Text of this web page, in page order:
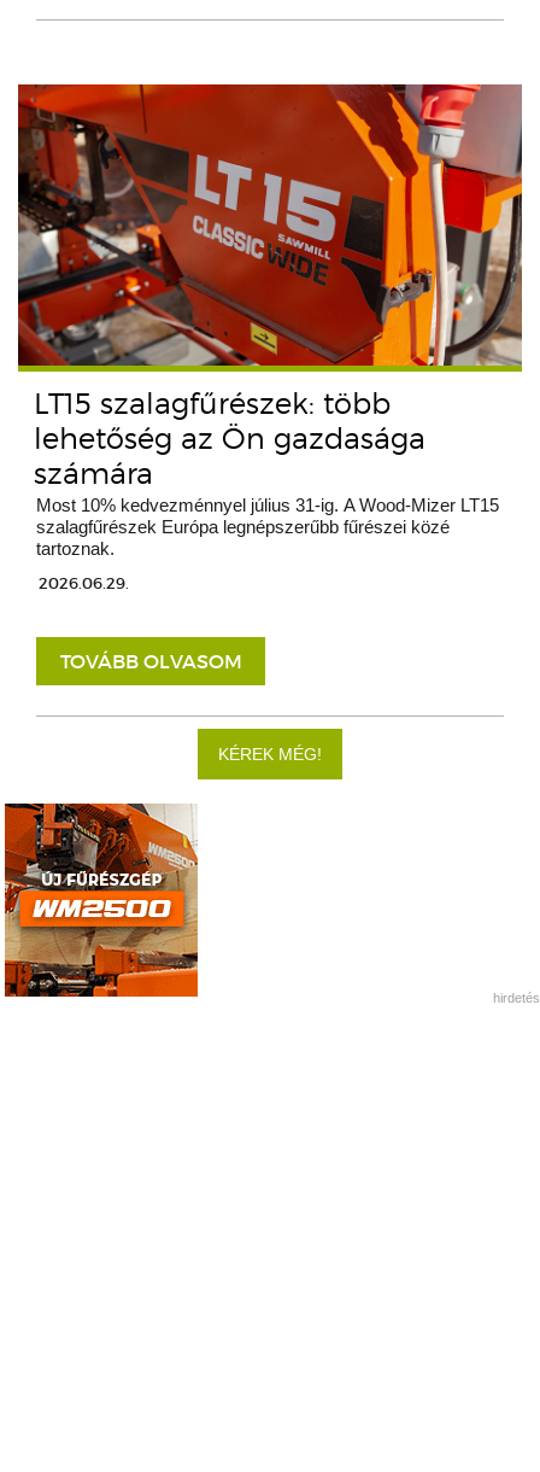
LT15 szalagfűrészek: több
lehetőség az Ön gazdasága
számára
Most 10% kedvezménnyel július 31-ig. A Wood-Mizer LT15
szalagfűrészek Európa legnépszerűbb fűrészei közé
tartoznak.
2026.06.29.
TOVÁBB OLVASOM
KÉREK MÉG!
hirdetés